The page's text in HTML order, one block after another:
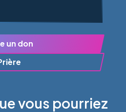
un don
vous pourriez